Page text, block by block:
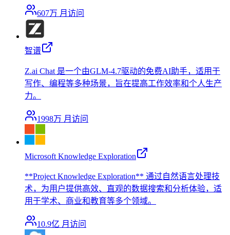
607万 月访问
智谱
Z.ai Chat 是一个由GLM-4.7驱动的免费AI助手，适用于
写作、编程等多种场景，旨在提高工作效率和个人生产
力。
1998万 月访问
Microsoft Knowledge Exploration
**Project Knowledge Exploration** 通过自然语言处理技
术，为用户提供高效、直观的数据搜索和分析体验，适
用于学术、商业和教育等多个领域。
10.9亿 月访问